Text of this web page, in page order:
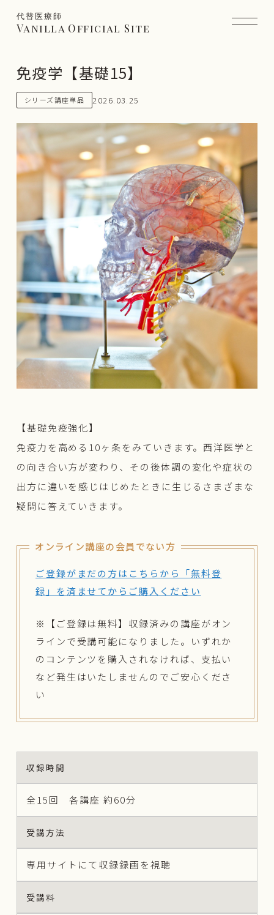
代替医療師
Vanilla Official Site
免疫学【基礎15】
シリーズ講座単品 2026.03.25
【基礎免疫強化】
免疫力を高める10ヶ条をみていきます。西洋医学と
の向き合い方が変わり、その後体調の変化や症状の
出方に違いを感じはじめたときに生じるさまざまな
疑問に答えていきます。
オンライン講座の会員でない方
ご登録がまだの方はこちらから「無料登
録」を済ませてからご購入ください
※【ご登録は無料】収録済みの講座がオン
ラインで受講可能になりました。いずれか
のコンテンツを購入されなければ、支払い
など発生はいたしませんのでご安心くださ
い
収録時間
全15回 各講座 約60分
受講方法
専用サイトにて収録録画を視聴
受講料